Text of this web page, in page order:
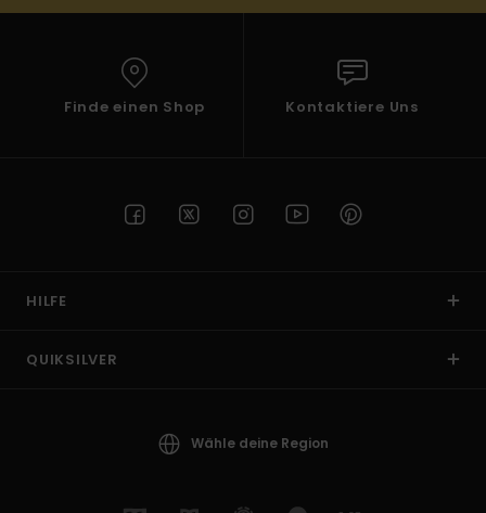
Finde einen Shop Kontaktiere Uns
HILFE
QUIKSILVER
Wähle deine Region